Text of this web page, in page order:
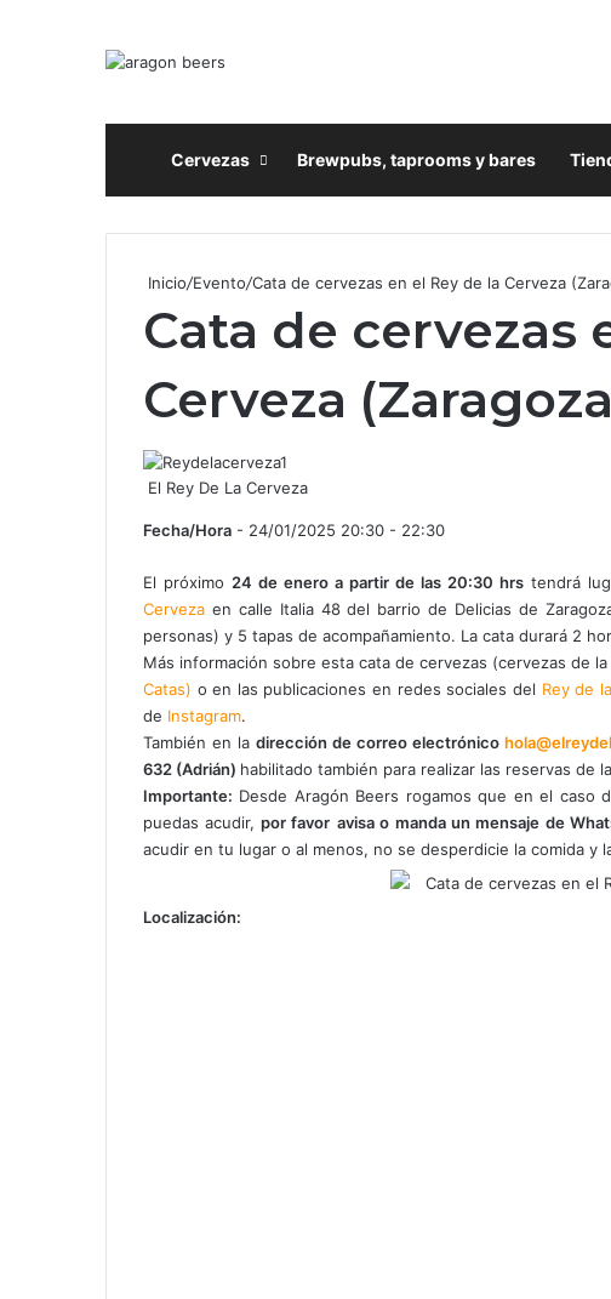
InicioCervezas Brewpubs, taprooms y bares
Inicio/Evento/Cata de cervezas en el Rey de la Cerveza
Cata de cervezas
Cerveza
El Rey De La Cerveza
Fecha/Hora - 24/01/2025 20:30 - 22:30
El próximo 24 de enero a partir de las 20:30 hrs tendrá
Cerveza en calle Italia 48 del barrio de Delicias de
personas) y 5 tapas de acompañamiento. La cata durará 2
Más información sobre esta cata de cervezas (cervezas de
Catas) o en las publicaciones en redes sociales del Rey de
de Instagram.
También en ladirección de correo electrónico
632 (Adrián) habilitado también para realizar las reservas de
Importante: Desde Aragón Beers rogamos que en el caso
puedas acudir, por favor avisa o manda un mensaje de
acudir en tu lugar o al menos, no se desperdicie la comida y
Localización: